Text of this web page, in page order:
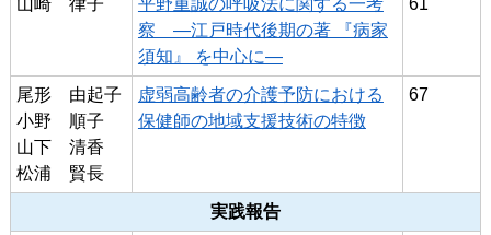
察 ―江戸時代後期の著 『病家
須知』 を中心に―
尾形 由起子
小野 順子
山下 清香
松浦 賢長
虚弱高齢者の介護予防における
保健師の地域支援技術の特徴
67
実践報告